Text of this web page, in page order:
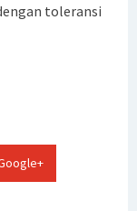
KE-175 PERIODE
toleransi